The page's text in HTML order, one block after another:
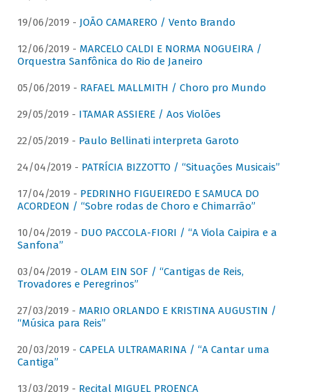
19/06/2019 - JOÃO CAMARERO / Vento Brando
12/06/2019 - MARCELO CALDI E NORMA NOGUEIRA /
Orquestra Sanfônica do Rio de Janeiro
05/06/2019 - RAFAEL MALLMITH / Choro pro Mundo
29/05/2019 - ITAMAR ASSIERE / Aos Violões
22/05/2019 - Paulo Bellinati interpreta Garoto
24/04/2019 - PATRÍCIA BIZZOTTO / “Situações Musicais”
17/04/2019 - PEDRINHO FIGUEIREDO E SAMUCA DO
ACORDEON / “Sobre rodas de Choro e Chimarrão”
10/04/2019 - DUO PACCOLA-FIORI / “A Viola Caipira e a
Sanfona”
03/04/2019 - OLAM EIN SOF / “Cantigas de Reis,
Trovadores e Peregrinos”
27/03/2019 - MARIO ORLANDO E KRISTINA AUGUSTIN /
“Música para Reis”
20/03/2019 - CAPELA ULTRAMARINA / “A Cantar uma
Cantiga”
13/03/2019 - Recital MIGUEL PROENÇA